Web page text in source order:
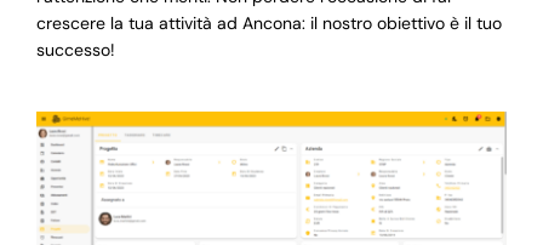
crescere la tua attività ad Ancona: il nostro obiettivo è il tuo
successo!